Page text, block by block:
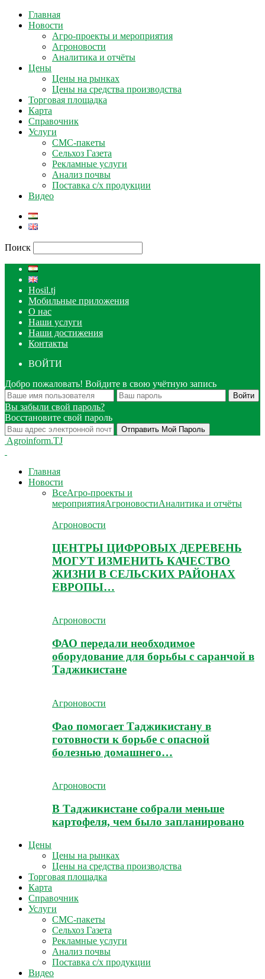
Главная
Новости
Агро-проекты и мероприятия
Агроновости
Аналитика и отчёты
Цены
Цены на рынках
Цены на средства производства
Торговая площадка
Карта
Справочник
Услуги
СМС-пакеты
Сельхоз Газета
Рекламные услуги
Анализ почвы
Поставка с/х продукции
Видео
Поиск
Hosil.tj
Мобильные приложения
О нас
Наши услуги
Наши достижения
Контакты
ВОЙТИ
Добро пожаловать! Войдите в свою учётную запись
Вы забыли свой пароль?
Восстановите свой пароль
Agroinform.TJ
Главная
Новости
ВсеАгро-проекты и
мероприятияАгроновостиАналитика и отчёты
Агроновости
ЦЕНТРЫ ЦИФРОВЫХ ДЕРЕВЕНЬ
МОГУТ ИЗМЕНИТЬ КАЧЕСТВО
ЖИЗНИ В СЕЛЬСКИХ РАЙОНАХ
ЕВРОПЫ…
Агроновости
ФАО передали необходимое
оборудование для борьбы с саранчой в
Таджикистане
Агроновости
Фао помогает Таджикистану в
готовности к борьбе с опасной
болезнью домашнего…
Агроновости
В Таджикистане собрали меньше
картофеля, чем было запланировано
Цены
Цены на рынках
Цены на средства производства
Торговая площадка
Карта
Справочник
Услуги
СМС-пакеты
Сельхоз Газета
Рекламные услуги
Анализ почвы
Поставка с/х продукции
Видео